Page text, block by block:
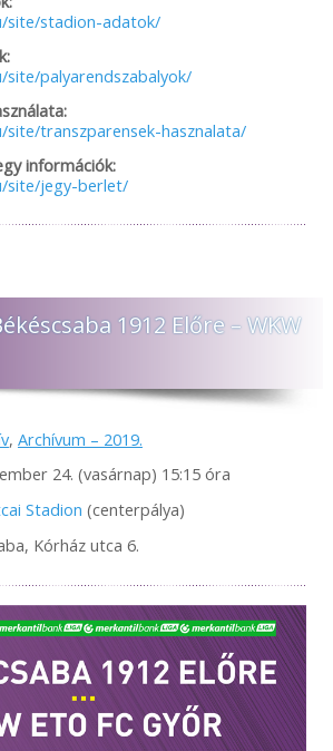
site/stadion-adatok/
palyarendszabalyok/
transzparensek-hasznalata/
információk:
site/jegy-berlet/
1912 Előre – WKW
, Archívum – 2019.
24. (vasárnap) 15:15 óra
Stadion (centerpálya)
Kórház utca 6.